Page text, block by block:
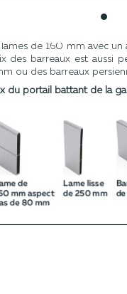
le premier critère
de 160 mm avec
des barreaux est aussi
ou des barreaux
du portail battant de la